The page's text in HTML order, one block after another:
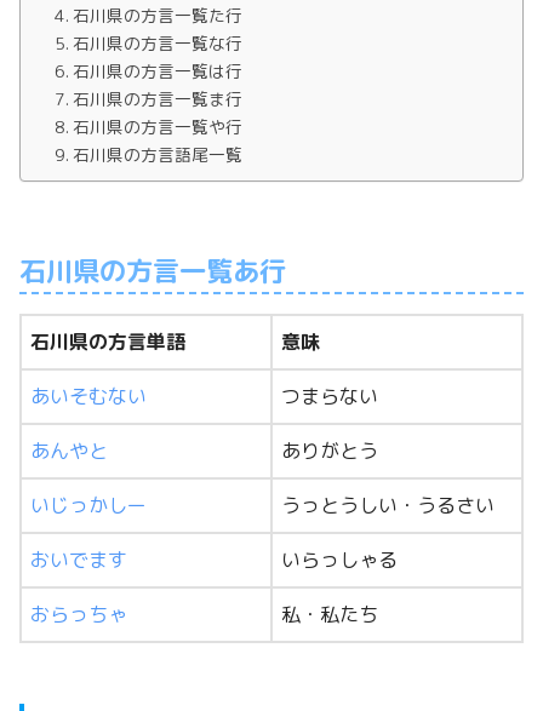
石川県の方言一覧た行
石川県の方言一覧な行
石川県の方言一覧は行
石川県の方言一覧ま行
石川県の方言一覧や行
石川県の方言語尾一覧
石川県の方言一覧あ行
石川県の方言単語 意味
あいそむない つまらない
あんやと ありがとう
いじっかしー うっとうしい・うるさい
おいでます いらっしゃる
おらっちゃ 私・私たち